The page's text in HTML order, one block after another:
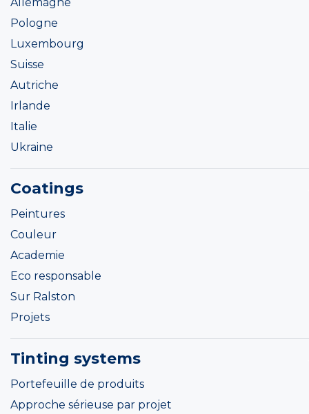
Pologne
Luxembourg
Suisse
Autriche
Irlande
Italie
Ukraine
Coatings
Peintures
Couleur
Academie
Eco responsable
Sur Ralston
Projets
Tinting systems
Portefeuille de produits
Approche sérieuse par projet